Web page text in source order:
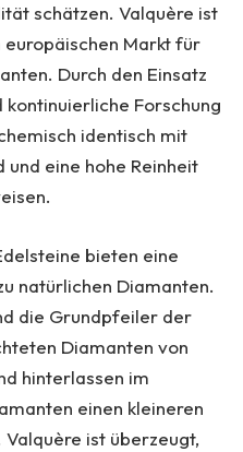
schätzen. Valquère ist
Markt für
Durch den Einsatz
Forschung
identisch mit
eine hohe Reinheit
bieten eine
natürlichen Diamanten.
die Grundpfeiler der
Diamanten von
hinterlassen im
einen kleineren
ist überzeugt,